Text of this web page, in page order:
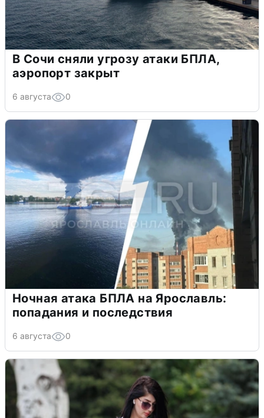
В Сочи сняли угрозу атаки БПЛА,
аэропорт закрыт
6 августа 0
Ночная атака БПЛА на Ярославль:
попадания и последствия
6 августа 0